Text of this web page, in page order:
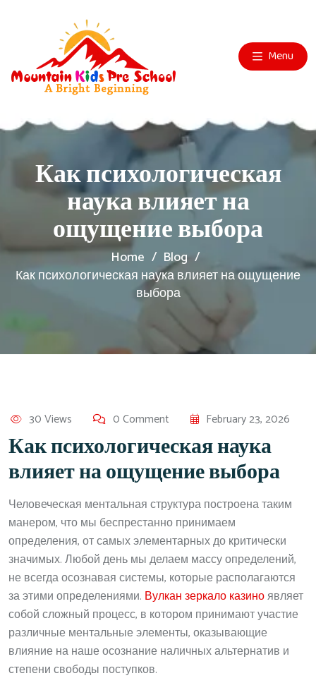
Menu
Как психологическая
наука влияет на
ощущение выбора
Home
Blog
Как психологическая наука влияет на ощущение
выбора
30 Views 0 Comment February 23, 2026
Как психологическая наука
влияет на ощущение выбора
Человеческая ментальная структура построена таким
манером, что мы беспрестанно принимаем
определения, от самых элементарных до критически
значимых. Любой день мы делаем массу определений,
не всегда осознавая системы, которые располагаются
за этими определениями. Вулкан зеркало казиноявляет
собой сложный процесс, в котором принимают участие
различные ментальные элементы, оказывающие
влияние на наше осознание наличных альтернатив и
степени свободы поступков.